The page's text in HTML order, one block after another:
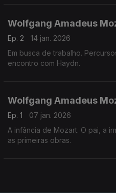
Wolfgang Amadeus
Ep. 2
14 jan. 2026
Em busca de trabalho.
encontro com Haydn.
Wolfgang Amadeus
Ep. 1
07 jan. 2026
A infância de Mozart. O pai, a
as primeiras obras.